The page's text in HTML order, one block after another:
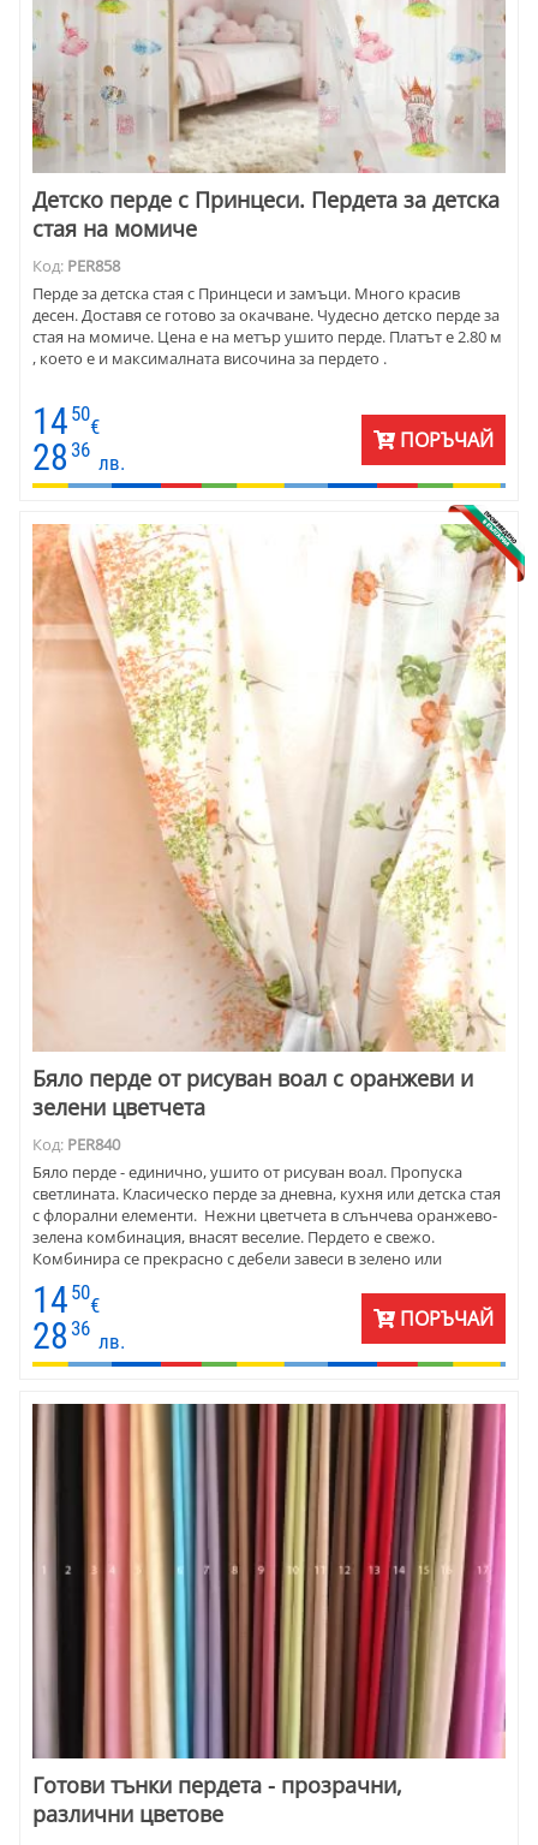
Детско перде с Принцеси. Пердета за детска
стая на момиче
Код: PER858
Перде за детска стая с Принцеси и замъци. Много красив
десен. Доставя се готово за окачване. Чудесно детско перде за
стая на момиче. Цена е на метър ушито перде. Платът е 2.80 м
, което е и максималната височина за пердето .
14 50
€
28 36
лв.
ПОРЪЧАЙ
Бяло перде от рисуван воал с оранжеви и
зелени цветчета
Код: PER840
Бяло перде - единично, ушито от рисуван воал. Пропуска
светлината. Класическо перде за дневна, кухня или детска стая
с флорални елементи. Нежни цветчета в слънчева оранжево-
зелена комбинация, внасят веселие. Пердето е свежо.
Комбинира се прекрасно с дебели завеси в зелено или
оранжево, с подобни покривки за маса. Пердетата са готови
за окачване. Предлагат се и на плат.
14 50
€
28 36
лв.
ПОРЪЧАЙ
Готови тънки пердета - прозрачни,
различни цветове